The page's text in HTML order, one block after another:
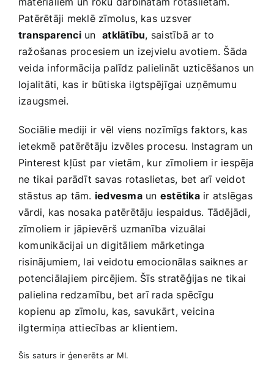
Patērētāji meklē zīmolus, kas uzsver
transparenciun ‍atklātību, ⁣saistībā ar to
ražošanas ⁣procesiem un izejvielu‍ avotiem. Šāda
veida informācija palīdz palielināt uzticēšanos un
​lojalitāti, kas‌ ir būtiska ilgtspējīgai ⁣uzņēmumu‌
izaugsmei.
Sociālie mediji ir vēl viens nozīmīgs faktors, kas
ietekmē patērētāju izvēles procesu. Instagram un
Pinterest kļūst ⁣par⁤ vietām,‌ kur zīmoliem ir iespēja
ne tikai parādīt savas rotaslietas, bet arī veidot
stāstus ap​ tām. iedvesmaun⁣ estētikair atslēgas
vārdi, ‌kas nosaka patērētāju iespaidus. Tādējādi,
zīmoliem ir jāpievērš⁢ uzmanība vizuālai
komunikācijai un digitāliem mārketinga
risinājumiem, lai veidotu emocionālas⁢ saiknes ar
potenciālajiem pircējiem. Šīs stratēģijas ne ​tikai
‍palielina redzamību, bet ⁤arī rada spēcīgu
kopienu ap zīmolu, kas, savukārt, veicina
ilgtermiņa attiecības ⁣ar klientiem.
Šis⁤ saturs ir ⁣ģenerēts ar⁤ MI.